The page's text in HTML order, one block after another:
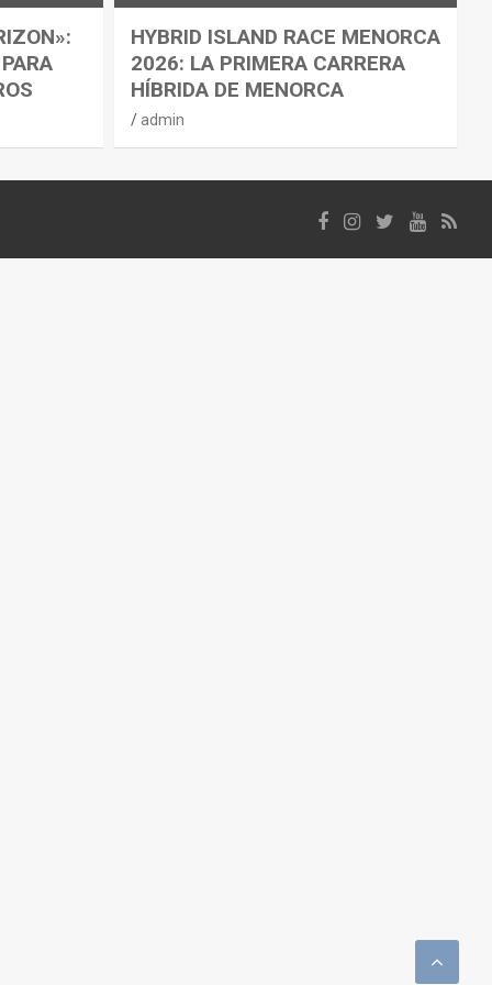
HYBRID ISLAND RACE MENORCA
2026: LA PRIMERA CARRERA
HÍBRIDA DE MENORCA
admin